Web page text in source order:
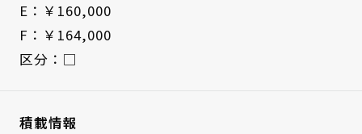
E：￥160,000
F：￥164,000
区分：□
積載情報